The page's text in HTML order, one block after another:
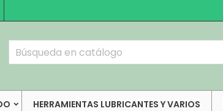
HERRAMIENTAS LUBRICANTES Y VARIOS